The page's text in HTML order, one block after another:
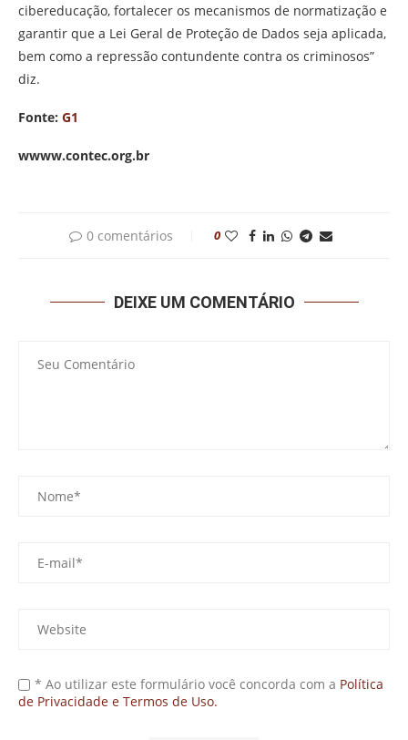
cibereducação, fortalecer os mecanismos de normatização e
garantir que a Lei Geral de Proteção de Dados seja aplicada,
bem como a repressão contundente contra os criminosos”
diz.
Fonte: G1
wwww.contec.org.br
0 comentários 0
DEIXE UM COMENTÁRIO
* Ao utilizar este formulário você concorda com a Política
de Privacidade e Termos de Uso.